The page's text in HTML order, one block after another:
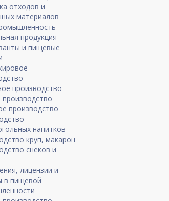
отходов и
материалов
продукция
и пищевые
производство
производство
напитков
круп, макарон
снеков и
лицензии и
в пищевой